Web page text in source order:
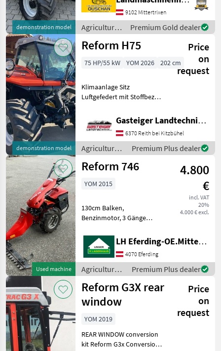
demonstration model
system with external
controls - Air-suspension
seat - Work lights -
Hydraulic syste
9102 Mittertrixen
Agricultural
motor
vehicles /
Premium Gold dealer
demonstration model
Reform H75
Price
on
request
75 HP/55 kW YOM 2026 202 cm
Klimaanlage Sitz
Luftgefedert mit Stoffbezug
am Heck Zapfwelle vorne
540/1000 U/min Zapfwelle
heck 540 U/min Bereifung
425/55R17 AS Rad
Gasteiger Landtechnik GmbH
6370 Reith bei Kitzbühel
Agricultural
motor
vehicles /
Premium Plus dealer
Used machine
Reform 746
4.800
€
incl. VAT
20%
4.000 € excl.
YOM 2015
130cm Balken,
Benzinmotor, 3 Gänge
Agricultural motor vehicles
Two-axle mowers
LH Eferding-OE.Mitte, Eferding
4070 Eferding
Agricultural
motor
vehicles /
Reform
Premium Plus dealer
Reform G3X rear
window
Price
on
request
YOM 2019
REAR WINDOW conversion
kit Reform G3x Conversion